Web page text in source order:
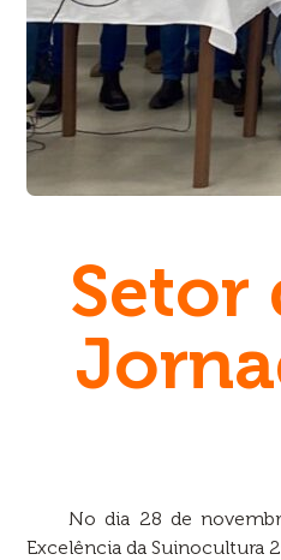
Setor
No dia 28 de
Excelência da Suinocultura